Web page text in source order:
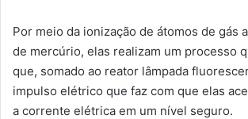
Por meio da ionização de átomos de gás
de mercúrio, elas realizam um processo
que, somado ao reator lâmpada
impulso elétrico que faz com que elas
a corrente elétrica em um nível seguro.